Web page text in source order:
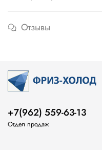
Отзывы
+7(962) 559-63-13
Отдел продаж